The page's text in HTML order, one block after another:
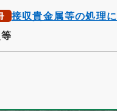
接収貴金属等の処理